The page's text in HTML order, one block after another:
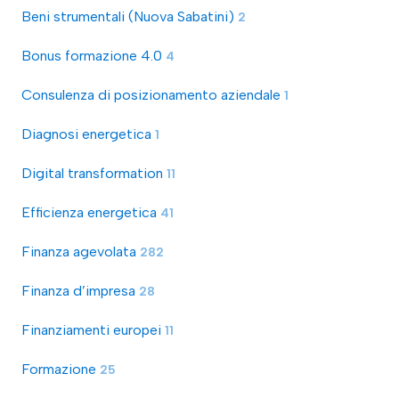
Beni strumentali (Nuova Sabatini) 2
Bonus formazione 4.0 4
Consulenza di posizionamento aziendale 1
Diagnosi energetica 1
Digital transformation 11
Efficienza energetica 41
Finanza agevolata 282
Finanza d’impresa 28
Finanziamenti europei 11
Formazione 25